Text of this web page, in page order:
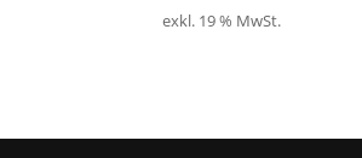
exkl. 19 % MwSt.